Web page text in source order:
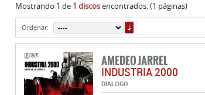
Mostrando 1 de 1 discosencontrados. (1 páginas)
Ordenar: ORDENAR
AMEDEO JARREL
INDUSTRIA 2000
DIALOGO